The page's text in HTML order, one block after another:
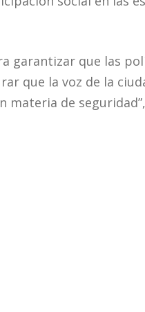
garantizar que las
que la voz de la
materia de